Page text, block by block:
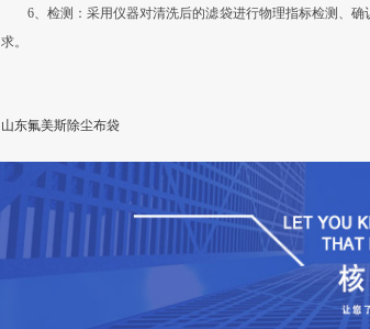
6、检测：采用仪器对清洗后的滤袋进行物理指标检测、
求。
山东氟美斯除尘布袋